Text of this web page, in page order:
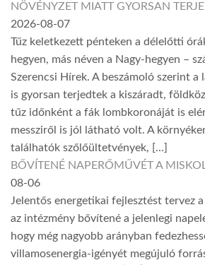
NÖVÉNYZET MIATT GYORSAN
2026-08-07
Tűz keletkezett pénteken a délelőtti
hegyen, más néven a Nagy-hegyen –
Szerencsi Hírek. A beszámoló szerint
is gyorsan terjedtek a kiszáradt,
tűz időnként a fák lombkoronáját is
messziről is jól látható volt. A
találhatók szőlőültetvények, […]
BŐVÍTENÉ NAPERŐMŰVÉT A
08-06
Jelentős energetikai fejlesztést tervez
az intézmény bővítené a jelenlegi
hogy még nagyobb arányban
villamosenergia-igényét megújuló